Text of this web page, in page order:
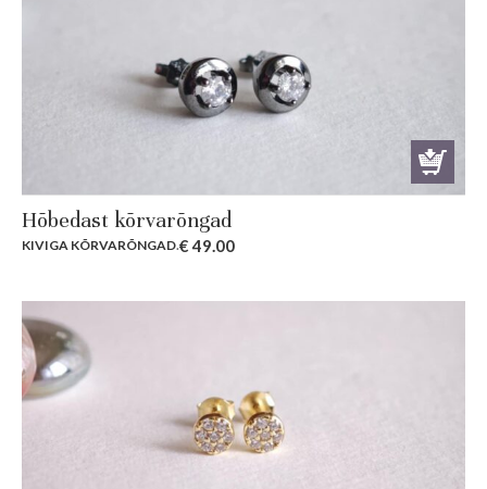
Hõbedast kõrvarõngad
KIVIGA KÕRVARÕNGAD.€49.00